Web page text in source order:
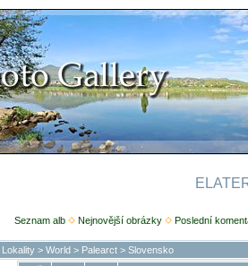
Seznam alb Nejnovější obrázky Poslední
Lokality> World> Palearct> Slovensko